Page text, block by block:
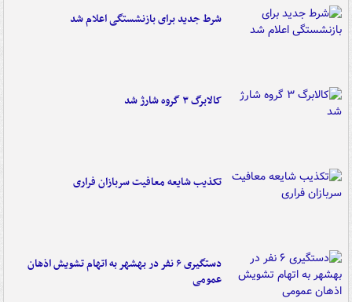
شرط جدید برای بازنشستگی اعلام شد
کالابرگ ۳ گروه شارژ شد
تکذیب شایعه معافیت سربازان فراری
دستگیری ۶ نفر در بهشهر به اتهام تشویش اذهان
عمومی